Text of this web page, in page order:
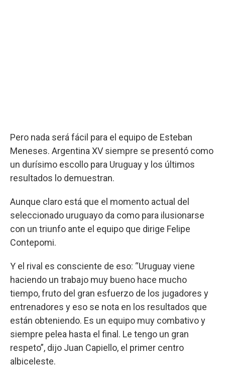
Pero nada será fácil para el equipo de Esteban
Meneses. Argentina XV siempre se presentó como
un durísimo escollo para Uruguay y los últimos
resultados lo demuestran.
Aunque claro está que el momento actual del
seleccionado uruguayo da como para ilusionarse
con un triunfo ante el equipo que dirige Felipe
Contepomi.
Y el rival es consciente de eso: “Uruguay viene
haciendo un trabajo muy bueno hace mucho
tiempo, fruto del gran esfuerzo de los jugadores y
entrenadores y eso se nota en los resultados que
están obteniendo. Es un equipo muy combativo y
siempre pelea hasta el final. Le tengo un gran
respeto”, dijo Juan Capiello, el primer centro
albiceleste.